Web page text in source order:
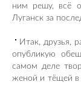
ним решу, всё
Луганск за
Итак, друзья,
опубликую
самом деле
женой и тёщей в